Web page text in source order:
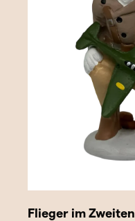
Flieger im Zweiten